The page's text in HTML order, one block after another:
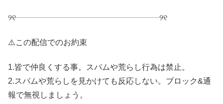
୨୧┈┈┈┈┈┈┈┈┈┈┈┈┈┈┈┈┈┈୨୧
⚠️この配信でのお約束
1.皆で仲良くする事。スパムや荒らし行為は禁止。
2.スパムや荒らしを見かけても反応しない。ブロック&通
報で無視しましょう。